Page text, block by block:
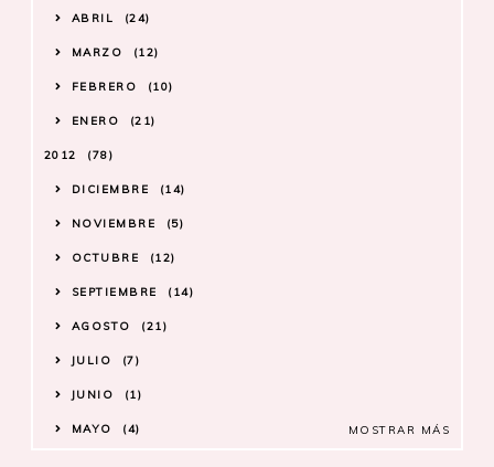
ABRIL 24
MARZO 12
FEBRERO 10
ENERO 21
2012 78
DICIEMBRE 14
NOVIEMBRE 5
OCTUBRE 12
SEPTIEMBRE 14
AGOSTO 21
JULIO 7
JUNIO 1
MAYO 4 MOSTRAR MÁS